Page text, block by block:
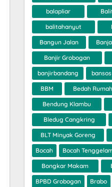
balapliar
balitahanyut
Bangun Jalan
Banjir Grobogan
banjirbandang bansos
BBM Bedah Rumah
Bendung Klambu
Bledug Cangkring
BLT Minyak Goreng
Bocah Bocah
Bongkar Makam
BPBD Grobogan Brabo